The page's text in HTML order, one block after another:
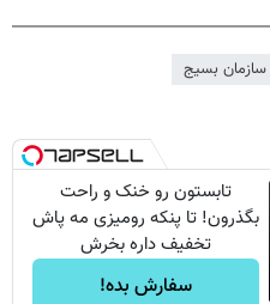
سازمان بسیج
تابستون رو خنک و راحت
بگذرون! تا پنکه رومیزی مه پاش
تخفیف داره بخرش
سفارش بده!